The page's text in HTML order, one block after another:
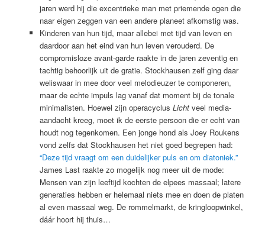
jaren werd hij die excentrieke man met priemende ogen die
naar eigen zeggen van een andere planeet afkomstig was.
Kinderen van hun tijd, maar allebei met tijd van leven en
daardoor aan het eind van hun leven verouderd. De
compromisloze avant-garde raakte in de jaren zeventig en
tachtig behoorlijk uit de gratie. Stockhausen zelf ging daar
weliswaar in mee door veel melodieuzer te componeren,
maar de echte impuls lag vanaf dat moment bij de tonale
minimalisten. Hoewel zijn operacyclus Lichtveel media-
aandacht kreeg, moet ik de eerste persoon die er echt van
houdt nog tegenkomen. Een jonge hond als Joey Roukens
vond zelfs dat Stockhausen het niet goed begrepen had:
“Deze tijd vraagt om een duidelijker puls en om diatoniek.”
James Last raakte zo mogelijk nog meer uit de mode:
Mensen van zijn leeftijd kochten de elpees massaal; latere
generaties hebben er helemaal niets mee en doen de platen
al even massaal weg. De rommelmarkt, de kringloopwinkel,
dáár hoort hij thuis…